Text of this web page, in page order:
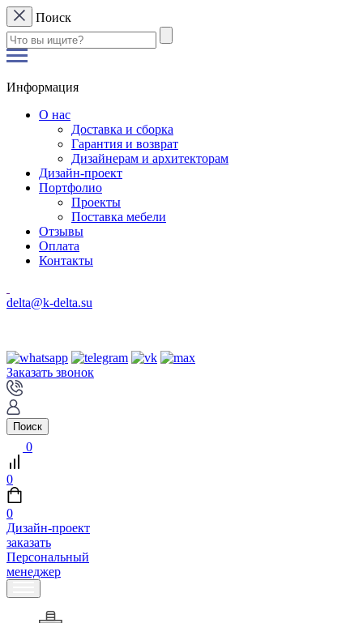
Поиск
Информация
О нас
Доставка и сборка
Гарантия и возврат
Дизайнерам и архитекторам
Дизайн-проект
Портфолио
Проекты
Поставка мебели
Отзывы
Оплата
Контакты
delta@k-delta.su
Заказать звонок
Поиск
0
0
0
Дизайн-проект
заказать
Персональный
менеджер